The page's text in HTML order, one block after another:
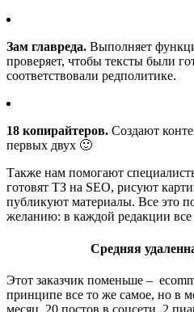
Зам главреда. Выполняет
проверяет, чтобы тексты были
соответствовали редполитике.
18 копирайтеров. Создают
первых двух 🙂
Также нам помогают
готовят ТЗ на SEO, рисуют
публикуют материалы. Все это
желанию: в каждой редакции
Средняя
Этот заказчик поменьше –
принципе все то же самое, но в
месяц, 20 постов в соцсети, 2